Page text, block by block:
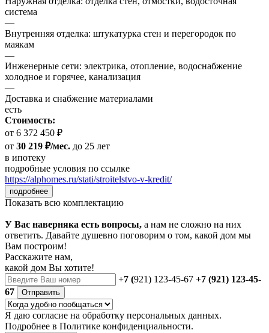
система
—
Внутренняя отделка: штукатурка стен и перегородок по
маякам
—
Инженерные сети: электрика, отопление, водоснабжение
холодное и горячее, канализация
—
Доставка и снабжение материалами
есть
Стоимость:
от 6 372 450 ₽
от 30 219 ₽/мес. до 25 лет
в ипотеку
подробные условия по ссылке
https://alphomes.ru/stati/stroitelstvo-v-kredit/
подробнее
Показать всю комплектацию
У Вас наверняка есть вопросы, а нам не сложно на них
ответить. Давайте душевно поговорим о том, какой дом мы
Вам построим!
Расскажите нам,
какой дом Вы хотите!
+7 (921) 123-45-67 +7 (921) 123-45-
67
Отправить
Я даю согласие на обработку персональных данных.
Подробнее в Политике конфиденциальности.